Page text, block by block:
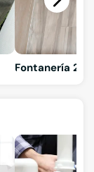
Fontanería 24